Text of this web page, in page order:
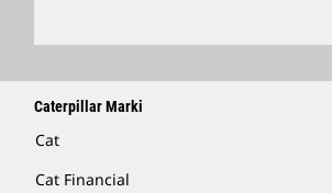
Caterpillar Marki
Cat
Cat Financial